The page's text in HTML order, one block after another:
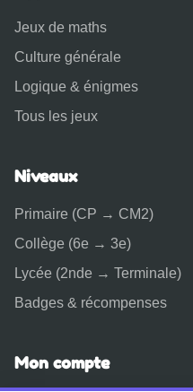
Jeux de maths
Culture générale
Logique & énigmes
Tous les jeux
Niveaux
Primaire (CP → CM2)
Collège (6e → 3e)
Lycée (2nde → Terminale)
Badges & récompenses
Mon compte